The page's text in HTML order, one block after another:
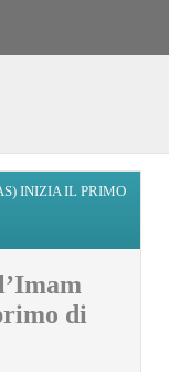
INIZIA IL PRIMO
di